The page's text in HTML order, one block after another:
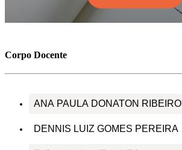
Corpo Docente
ANA PAULA DONATON RIBEIRO
DENNIS LUIZ GOMES PEREIRA